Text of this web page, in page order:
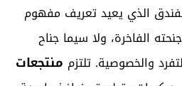
الذي يعيد تعريف مفهوم
الفاخرة، ولا سيما جناح
والخصوصية. تلتزم منتجعات